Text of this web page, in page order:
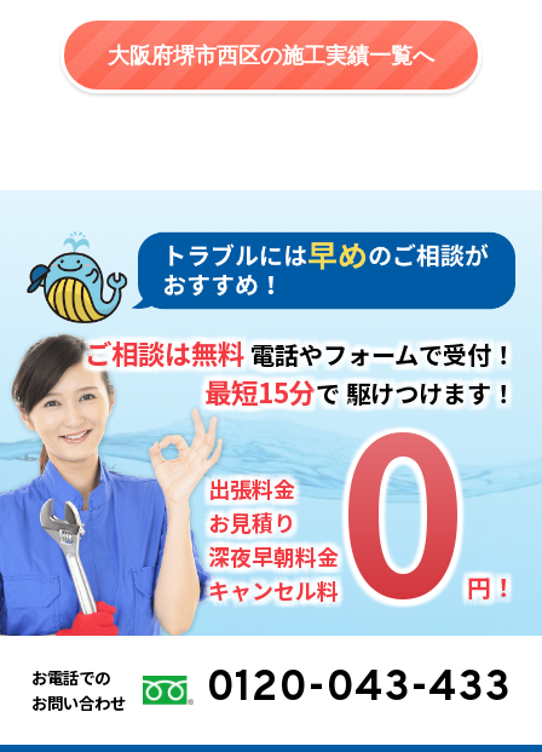
大阪府堺市西区の施工実績一覧へ
出張料金
お見積り
深夜早朝料金
キャンセル料0
0円！
ご相談は無料電話やフォームで受付！
最短15分で駆けつけます！
お電話での
お問い合わせ
0120-043-433